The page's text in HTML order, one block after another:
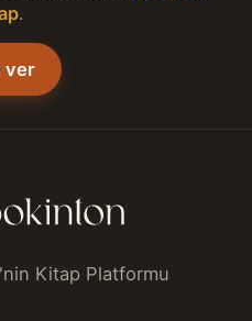
.
ver
Kitap Platformu